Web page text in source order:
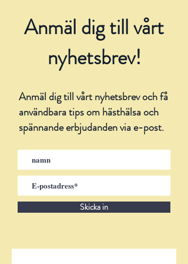
Anmäl dig till vårt
nyhetsbrev!
Anmäl dig till vårt nyhetsbrev och få
användbara tips om hästhälsa och
spännande erbjudanden via e-post.
Skicka in